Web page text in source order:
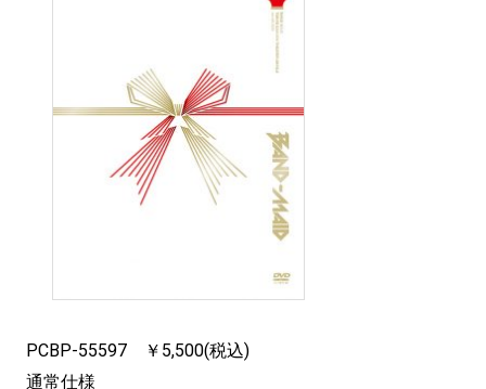
PCBP-55597 ￥5,500(税込)
通常仕様